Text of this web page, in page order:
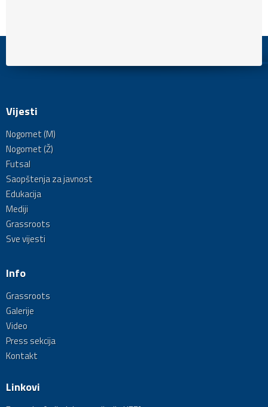
Vijesti
Nogomet (M)
Nogomet (Ž)
Futsal
Saopštenja za javnost
Edukacija
Mediji
Grassroots
Sve vijesti
Info
Grassroots
Galerije
Video
Press sekcija
Kontakt
Linkovi